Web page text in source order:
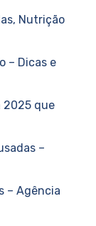
Nutrição
– Dicas e
2025 que
–
– Agência